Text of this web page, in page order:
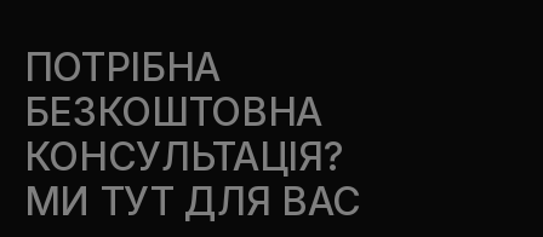
ПОТРІБНА
БЕЗКОШТОВНА
КОНСУЛЬТАЦІЯ?
МИ ТУТ ДЛЯ ВАС